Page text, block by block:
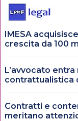
IMESA
crescita da 100
L’avvocato
contrattualistica
Contratti e
meritano